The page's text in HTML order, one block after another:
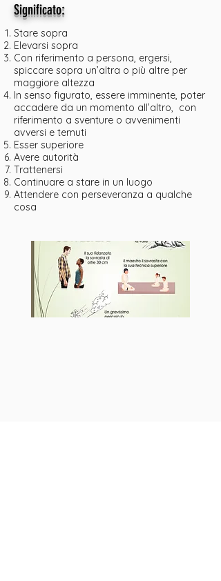
Significato:
Stare sopra
Elevarsi sopra
Con riferimento a persona, ergersi,
spiccare sopra un’altra o più altre per
maggiore altezza
In senso figurato, essere imminente, poter
accadere da un momento all’altro, con
riferimento a sventure o avvenimenti
avversi e temuti
Esser superiore
Avere autorità
Trattenersi
Continuare a stare in un luogo
Attendere con perseveranza a qualche
cosa